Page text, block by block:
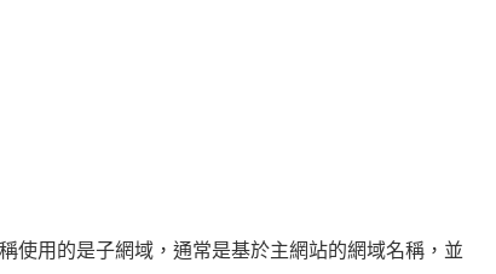
用的是子網域，通常是基於主網站的網域名稱，並